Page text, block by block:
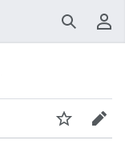
検索 利
ウォッチ編集